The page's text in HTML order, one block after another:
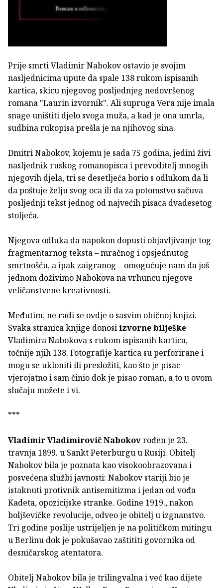
Prije smrti Vladimir Nabokov ostavio je svojim
nasljednicima upute da spale 138 rukom ispisanih
kartica, skicu njegovog posljednjeg nedovršenog
romana "Laurin izvornik". Ali supruga Vera nije imala
snage uništiti djelo svoga muža, a kad je ona umrla,
sudbina rukopisa prešla je na njihovog sina.
Dmitri Nabokov, kojemu je sada 75 godina, jedini živi
nasljednik ruskog romanopisca i prevoditelj mnogih
njegovih djela, tri se desetljeća borio s odlukom da li
da poštuje želju svog oca ili da za potomstvo sačuva
posljednji tekst jednog od najvećih pisaca dvadesetog
stoljeća.
Njegova odluka da napokon dopusti objavljivanje tog
fragmentarnog teksta – mračnog i opsjednutog
smrtnošću, a ipak zaigranog – omogućuje nam da još
jednom doživimo Nabokova na vrhuncu njegove
veličanstvene kreativnosti.
Međutim, ne radi se ovdje o sasvim običnoj knjizi.
Svaka stranica knjige donosiizvorne bilješke
Vladimira Nabokova s rukom ispisanih kartica,
točnije njih 138. Fotografije kartica su perforirane i
mogu se ukloniti ili presložiti, kao što je pisac
vjerojatno i sam činio dok je pisao roman, a to u ovom
slučaju možete i vi.
***
Vladimir Vladimirovič Nabokovrođen je 23.
travnja 1899. u Sankt Peterburgu u Rusiji. Obitelj
Nabokov bila je poznata kao visokoobrazovana i
posvećena službi javnosti: Nabokov stariji bio je
istaknuti protivnik antisemitizma i jedan od vođa
Kadeta, opozicijske stranke. Godine 1919., nakon
boljševičke revolucije, odveo je obitelj u izgnanstvo.
Tri godine poslije ustrijeljen je na političkom mitingu
u Berlinu dok je pokušavao zaštititi govornika od
desničarskog atentatora.
Obitelj Nabokov bila je trilingvalna i već kao dijete